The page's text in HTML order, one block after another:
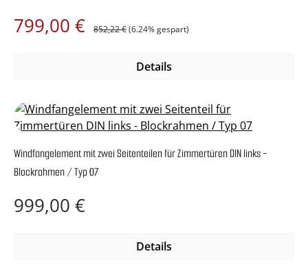
Verkaufspreis:
799,00 €
852,22 €(6.24% gespart)
Details
Windfangelement mit zwei Seitenteilen für Zimmertüren DIN links -
Blockrahmen / Typ 07
Regulärer Preis:
999,00 €
Details